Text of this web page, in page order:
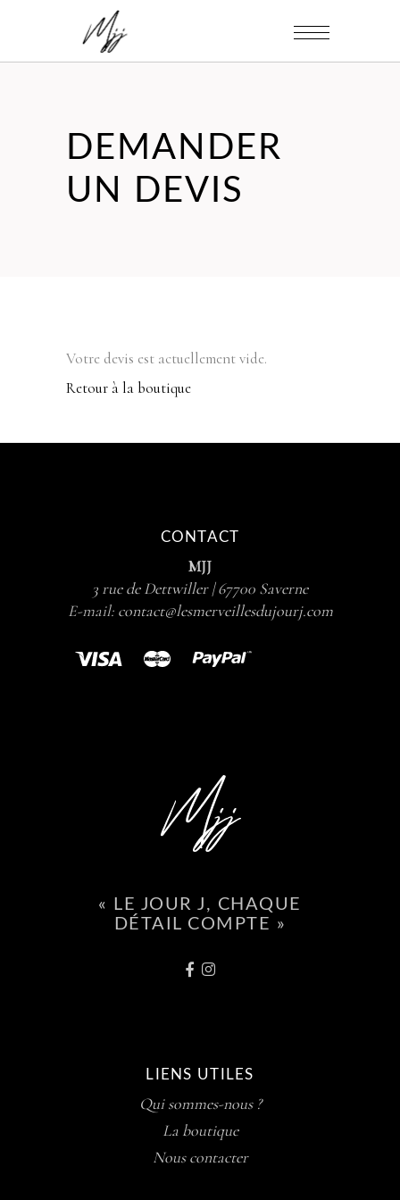
DEMANDER
UN DEVIS
Votre devis est actuellement vide.
Retour à la boutique
CONTACT
MJJ
3 rue de Dettwiller | 67700 Saverne
E-mail: contact@lesmerveillesdujourj.com
« LE JOUR J, CHAQUE
DÉTAIL COMPTE »
LIENS UTILES
Qui sommes-nous ?
La boutique
Nous contacter